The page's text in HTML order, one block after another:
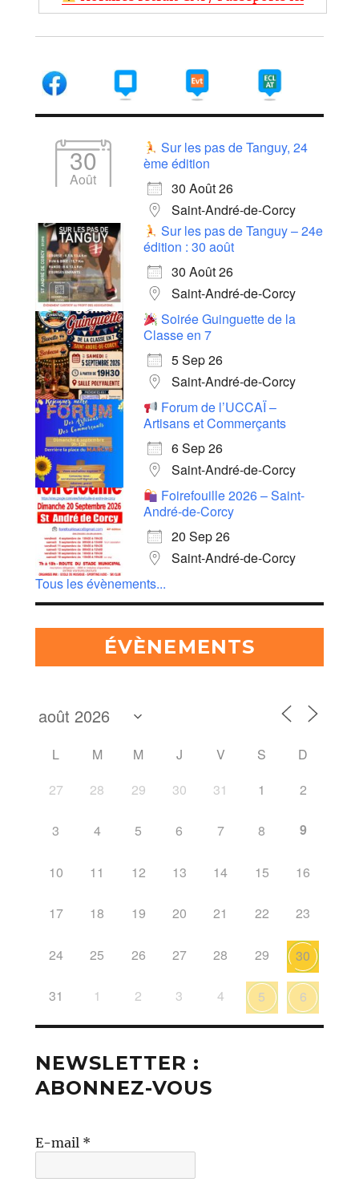
30
Août
Sur les pas de Tanguy, 24
ème édition
30 Août 26
Saint-André-de-Corcy
Sur les pas de Tanguy – 24e
édition : 30 août
30 Août 26
Saint-André-de-Corcy
Soirée Guinguette de la
Classe en 7
5 Sep 26
Saint-André-de-Corcy
Forum de l’UCCAÏ –
Artisans et Commerçants
6 Sep 26
Saint-André-de-Corcy
Foirefouille 2026 – Saint-
André-de-Corcy
20 Sep 26
Saint-André-de-Corcy
Tous les évènements...
ÉVÈNEMENTS
L M M J V S
D
27
28 29 30 31 1 2
3 4 5 6 7 8 9
10 11 12 13 14 15 16
17 18 19 20 21 22 23
24 25 26 27 28 29 30
31 1 2 3 4 5 6
NEWSLETTER :
ABONNEZ-VOUS
E-mail *